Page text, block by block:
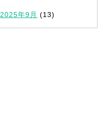
2025年9月 (13)